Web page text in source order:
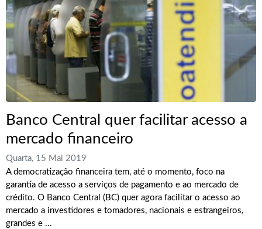
Banco Central quer facilitar acesso a
mercado financeiro
Quarta, 15 Mai 2019
A democratização financeira tem, até o momento, foco na
garantia de acesso a serviços de pagamento e ao mercado de
crédito. O Banco Central (BC) quer agora facilitar o acesso ao
mercado a investidores e tomadores, nacionais e estrangeiros,
grandes e ...